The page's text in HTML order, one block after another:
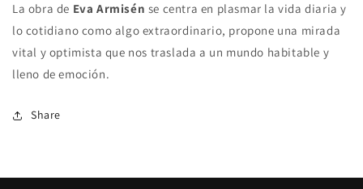
La obra de Eva Armisén se centra en plasmar la vida diaria y
lo cotidiano como algo extraordinario, propone una mirada
vital y optimista que nos traslada a un mundo habitable y
lleno de emoción.
Share